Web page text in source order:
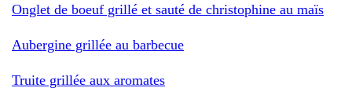
Onglet de boeuf grillé et sauté de christophine au maïs
Aubergine grillée au barbecue
Truite grillée aux aromates